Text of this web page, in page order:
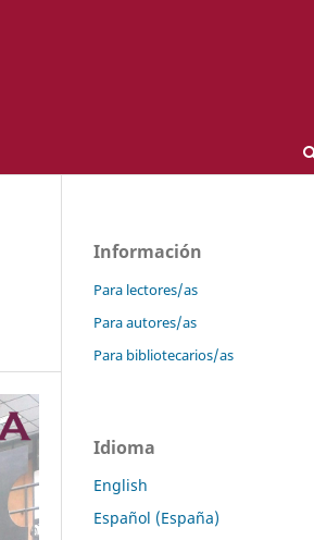
Información
Para lectores/as
Para autores/as
Para bibliotecarios/as
Idioma
English
Español (España)